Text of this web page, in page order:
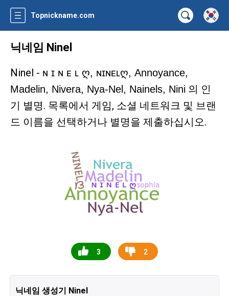
Topnickname.com
닉네임 Ninel
Ninel - ɴ ɪ ɴ ᴇ ʟ ღ, ɴɪɴᴇʟღ, Annoyance,
Madelin, Nivera, Nya-Nel, Nainels, Nini 의 인
기 별명. 목록에서 게임, 소셜 네트워크 및 브랜
드 이름을 선택하거나 별명을 제출하십시오.
3 2
닉네임 생성기 Ninel